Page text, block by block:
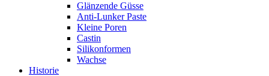
Glänzende Güsse
Anti-Lunker Paste
Kleine Poren
Castin
Silikonformen
Wachse
Historie